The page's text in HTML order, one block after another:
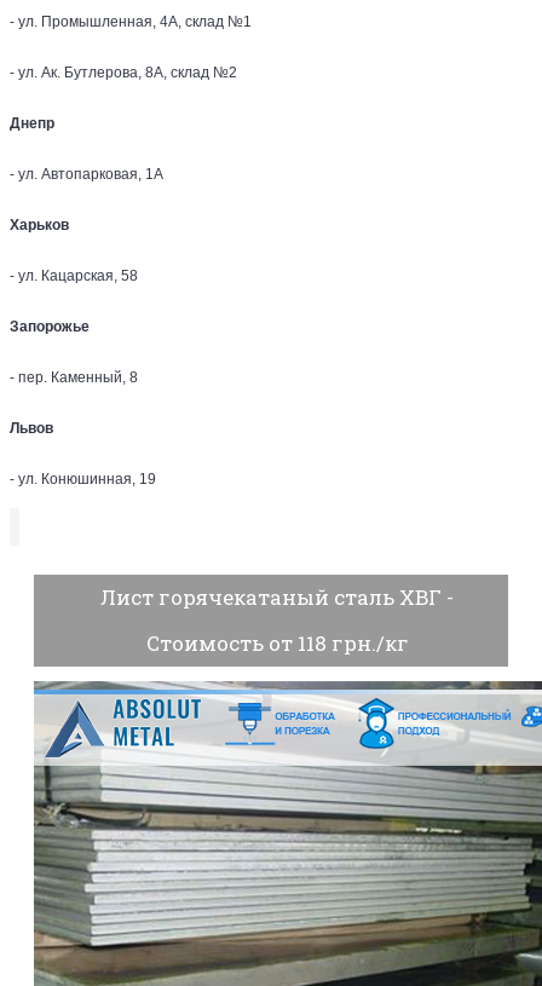
- ул. Промышленная, 4А, склад №1
- ул. Ак. Бутлерова, 8А, склад №2
Днепр
- ул. Автопарковая, 1А
Харьков
- ул. Кацарская, 58
Запорожье
- пер. Каменный, 8
Львов
- ул. Конюшинная, 19
Лист горячекатаный сталь ХВГ -
Стоимость от 118 грн./кг